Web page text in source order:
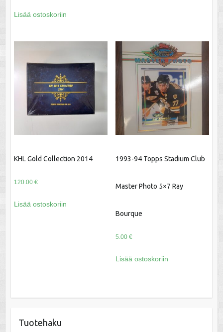
Lisää ostoskoriin
KHL Gold Collection 2014
120.00 €
Lisää ostoskoriin
1993-94 Topps Stadium Club
Master Photo 5×7 Ray
Bourque
5.00 €
Lisää ostoskoriin
Tuotehaku